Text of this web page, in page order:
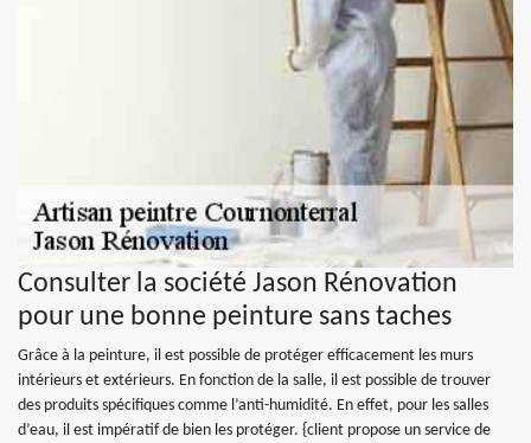
Consulter la société Jason Rénovation
pour une bonne peinture sans taches
Grâce à la peinture, il est possible de protéger efficacement les murs
intérieurs et extérieurs. En fonction de la salle, il est possible de trouver
des produits spécifiques comme l’anti-humidité. En effet, pour les salles
d’eau, il est impératif de bien les protéger. {client propose un service de